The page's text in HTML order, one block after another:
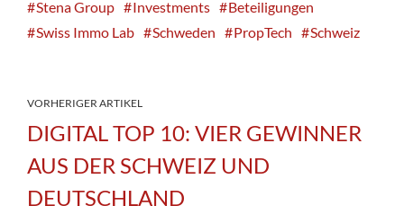
Stena Group Investments
Beteiligungen
Swiss Immo Lab
Schweden PropTech Schweiz
VORHERIGER ARTIKEL
DIGITAL TOP 10: VIER GEWINNER
AUS DER SCHWEIZ UND
DEUTSCHLAND